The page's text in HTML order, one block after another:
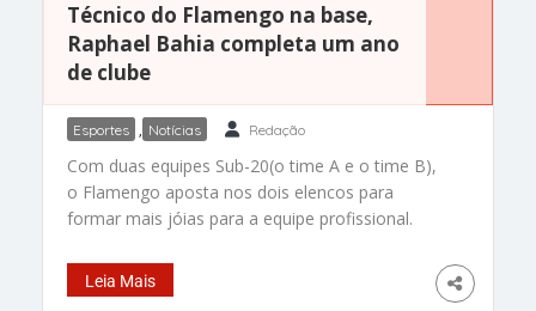
Técnico do Flamengo na base,
Raphael Bahia completa um ano
de clube
Esportes , Notícias Redação
Com duas equipes Sub-20(o time A e o time B),
o Flamengo aposta nos dois elencos para
formar mais jóias para a equipe profissional.
equipe B) são os comandantes deste processo.
Comandante do time B da categoria, Raphael
Leia Mais